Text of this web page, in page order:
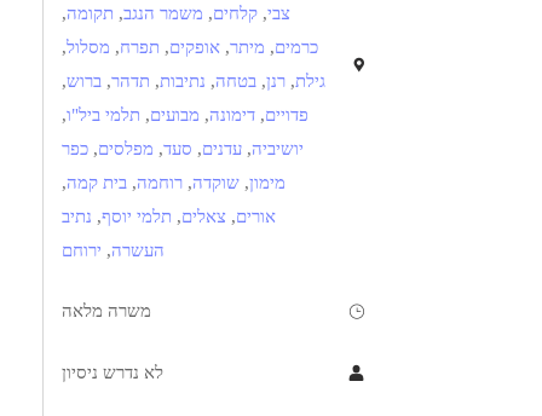
צבי, קלחים, משמר הנגב, תקומה,
כרמים, מיתר, אופקים, תפרח, מסלול,
גילת, רנן, בטחה, נתיבות, תדהר, ברוש,
פדויים, דימונה, מבועים, תלמי ביל"ו,
יושיביה, עדנים, סעד, מפלסים, כפר
מימון, שוקדה, רוחמה, בית קמה,
אורים, צאלים, תלמי יוסף, נתיב
העשרה, ירוחם
משרה מלאה
לא נדרש ניסיון